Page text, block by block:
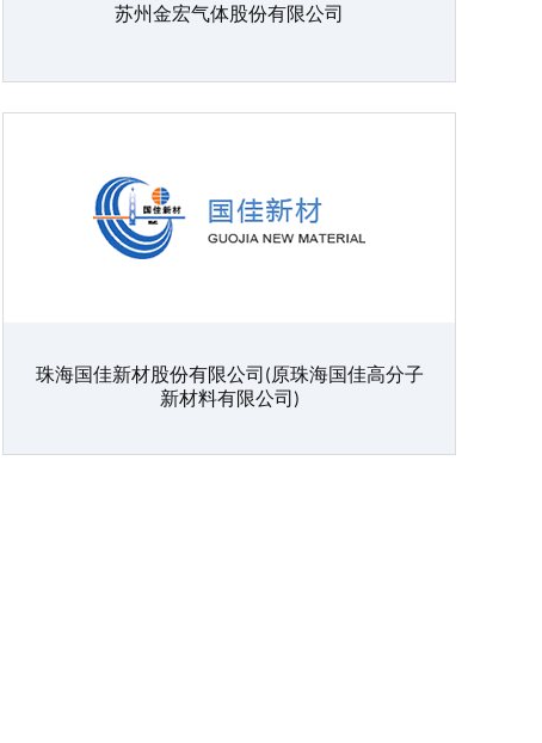
苏州金宏气体股份有限公司
珠海国佳新材股份有限公司(原珠海国佳高分子
新材料有限公司)